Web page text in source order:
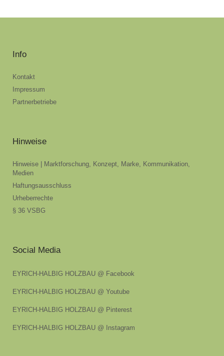
Info
Kontakt
Impressum
Partnerbetriebe
Hinweise
Hinweise | Marktforschung, Konzept, Marke, Kommunikation,
Medien
Haftungsausschluss
Urheberrechte
§ 36 VSBG
Social Media
EYRICH-HALBIG HOLZBAU @ Facebook
EYRICH-HALBIG HOLZBAU @ Youtube
EYRICH-HALBIG HOLZBAU @ Pinterest
EYRICH-HALBIG HOLZBAU @ Instagram